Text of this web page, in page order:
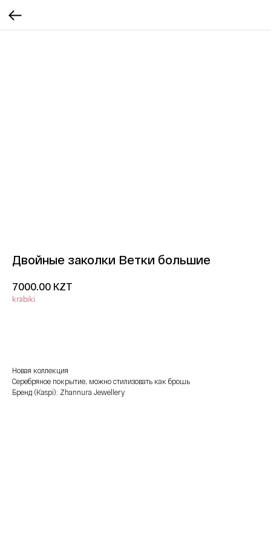
Двойные заколки Ветки большие
7000.00 KZT
krabiki
Новая коллекция
Серебряное покрытие, можно стилизовать как брошь
Бренд (Kaspi): Zhannura Jewellery